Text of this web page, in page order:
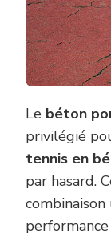
Le béton
privilégié
tennis en
par hasard.